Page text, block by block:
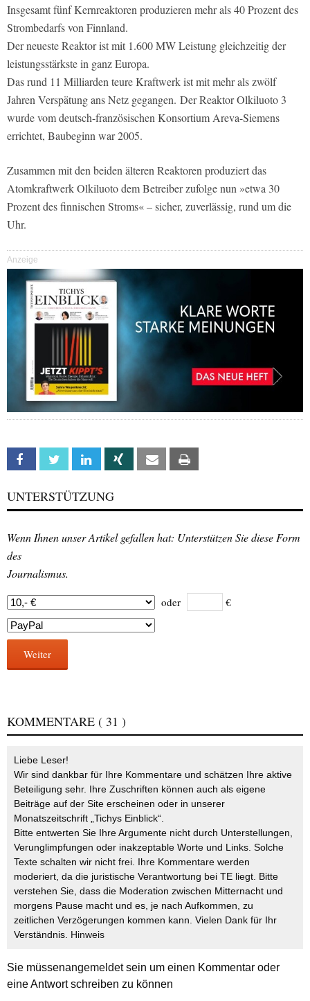
Insgesamt fünf Kernreaktoren produzieren mehr als 40 Prozent des
Strombedarfs von Finnland.
Der neueste Reaktor ist mit 1.600 MW Leistung gleichzeitig der
leistungsstärkste in ganz Europa.
Das rund 11 Milliarden teure Kraftwerk ist mit mehr als zwölf
Jahren Verspätung ans Netz gegangen. Der Reaktor Olkiluoto 3
wurde vom deutsch-französischen Konsortium Areva-Siemens
errichtet, Baubeginn war 2005.
Zusammen mit den beiden älteren Reaktoren produziert das
Atomkraftwerk Olkiluoto dem Betreiber zufolge nun »etwa 30
Prozent des finnischen Stroms« – sicher, zuverlässig, rund um die
Uhr.
Anzeige
Facebook Twitter Linkedin Xing Email
UNTERSTÜTZUNG
Wenn Ihnen unser Artikel gefallen hat: Unterstützen Sie diese Form
des
Journalismus.
oder €
Weiter
KOMMENTARE ( 31 )
Liebe Leser!
Wir sind dankbar für Ihre Kommentare und schätzen Ihre aktive
Beteiligung sehr. Ihre Zuschriften können auch als eigene
Beiträge auf der Site erscheinen oder in unserer
Monatszeitschrift „Tichys Einblick“.
Bitte entwerten Sie Ihre Argumente nicht durch Unterstellungen,
Verunglimpfungen oder inakzeptable Worte und Links. Solche
Texte schalten wir nicht frei. Ihre Kommentare werden
moderiert, da die juristische Verantwortung bei TE liegt. Bitte
verstehen Sie, dass die Moderation zwischen Mitternacht und
morgens Pause macht und es, je nach Aufkommen, zu
zeitlichen Verzögerungen kommen kann. Vielen Dank für Ihr
Verständnis. Hinweis
Sie müssenangemeldetsein um einen Kommentar oder
eine Antwort schreiben zu können